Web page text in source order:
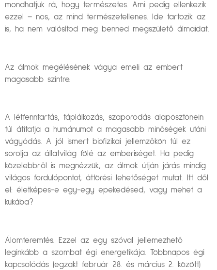
mondhatjuk rá, hogy természetes. Ami pedig ellenkezik
ezzel – nos, az mind természetellenes. Ide tartozik az
is, ha nem valósítod meg benned megszülető álmaidat.
Az álmok megélésének vágya emeli az embert
magasabb szintre.
A létfenntartás, táplálkozás, szaporodás alapösztönein
túl átitatja a humánumot a magasabb minőségek utáni
vágyódás. A jól ismert biofizikai jellemzőkön túl ez
sorolja az állatvilág fölé az emberiséget. Ha pedig
közelebbről is megnézzük, az álmok útján járás mindig
világos fordulópontot, áttörési lehetőséget mutat. Itt dől
el: életképes-e egy-egy epekedésed, vagy mehet a
kukába?
Álomteremtés. Ezzel az egy szóval jellemezhető
leginkább a szombat égi energetikája. Többnapos égi
kapcsolódás (egzakt február 28. és március 2. között)